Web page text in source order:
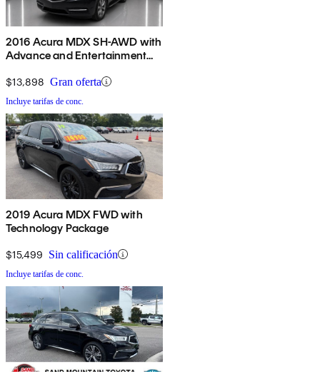
2016 Acura MDX SH-AWD with
Advance and Entertainment
$13,898 Gran oferta
Incluye tarifas de conc.
2019 Acura MDX FWD with
Technology Package
$15,499 Sin calificación
Incluye tarifas de conc.